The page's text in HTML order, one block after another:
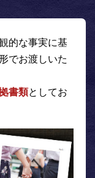
的な事実に基
でお渡しいた
書類としてお